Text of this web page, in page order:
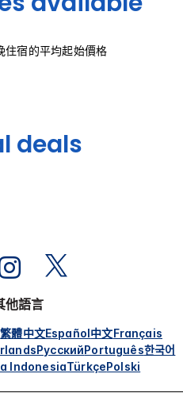
住宿的平均起始價格
deals
他語言
繁體中文Español中文Français
РусскийPortuguês한국어
IndonesiaTürkçePolski